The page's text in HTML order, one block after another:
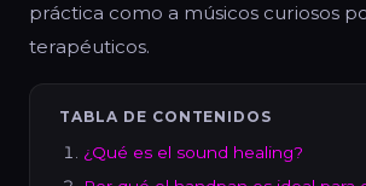
práctica como a músicos curiosos
terapéuticos.
TABLA DE CONTENIDOS
¿Qué es el sound healing?